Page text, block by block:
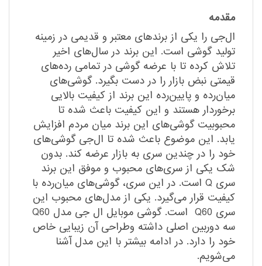
مقدمه
ال‌جی را یکی از برندهای معتبر و قدیمی در زمینه
تولید گوشی است. این برند در سال‌های اخیر
تلاش کرده تا با عرضه گوشی در تمامی رده‌های
قیمتی نبض بازار را در دست بگیرد. گوشی‌های
میان‌رده و پایین‌رده این برند از کیفیت بالایی
برخوردار هستند و این کیفیت باعث شده تا
محبوبیت گوشی‌های این برند میان مردم افزایش
یابد. این موضوع باعث شده تا ال‌جی گوشی‌های
خود را در چندین سری به بازار عرضه کند. بدون
شک یکی از سری‌های محبوب و موفق این برند
سری Q است. در این سری، گوشی‌های میان‌رده با
کیفیت قرار می‌گیرد. یکی از مدل‌های محبوب این
سری Q60 است. گوشی موبایل ال جی مدل Q60
سه دوربین اصلی داشته وطراحی آن زیبایی خاص
خود را دارد. در ادامه بیشتر با این مدل آشنا
می‌شویم.